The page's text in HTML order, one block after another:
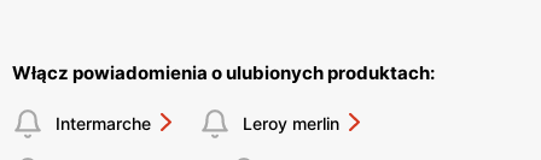
Włącz powiadomienia o ulubionych produktach:
Intermarche Leroy merlin